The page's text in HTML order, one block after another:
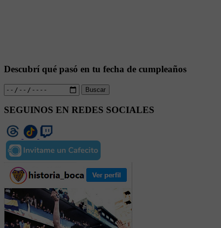
Descubrí qué pasó en tu fecha de cumpleaños
Buscar
SEGUINOS EN REDES SOCIALES